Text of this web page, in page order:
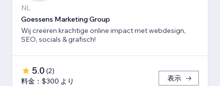
NL
Goessens Marketing Group
Wij creëren krachtige online impact met webdesign,
SEO, socials & grafisch!
5.0 (2)
料金：$300 より
表示